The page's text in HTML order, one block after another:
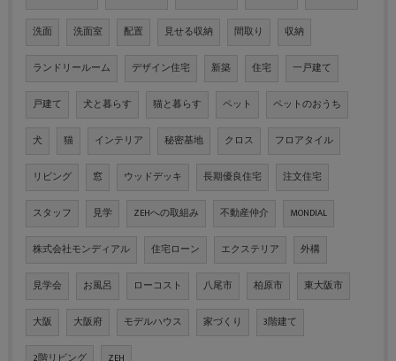
洗面 洗面室 配置 見せる収納 間取り 収納
ランドリールーム デザイン住宅 新築 住宅 一戸建て
戸建て 犬と暮らす 猫と暮らす ペット ペットのおうち
犬 猫 インテリア 秘密基地 クロス フロアタイル
リビング 窓 ウッドデッキ 長期優良住宅 注文住宅
スタッフ 見学 ZEHへの取組み 不動産仲介 MONDIAL
株式会社モンディアル 住宅ローン エクステリア 外構
見学会 お風呂 ローコスト 八尾市 柏原市 東大阪市
大阪 大阪府 モデルハウス 家づくり 3階建て